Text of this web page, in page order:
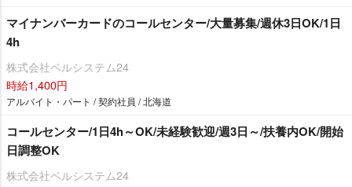
マイナンバーカードのコールセンター/大量募集/週休3日OK/1日
4h
株式会社ベルシステム24
時給1,400円
アルバイト・パート / 契約社員 / 北海道
コールセンター/1日4h～OK/未経験歓迎/週3日～/扶養内OK/開始
日調整OK
株式会社ベルシステム24